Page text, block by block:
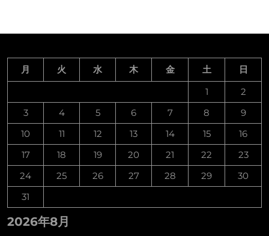
2026年8月
月 火 水 木 金 土
日
1
2
3
4 5 6 7 8
9
10
11 12 13 14 15
16
17
18 19 20 21 22
23
24
25 26 27 28 29
30
31